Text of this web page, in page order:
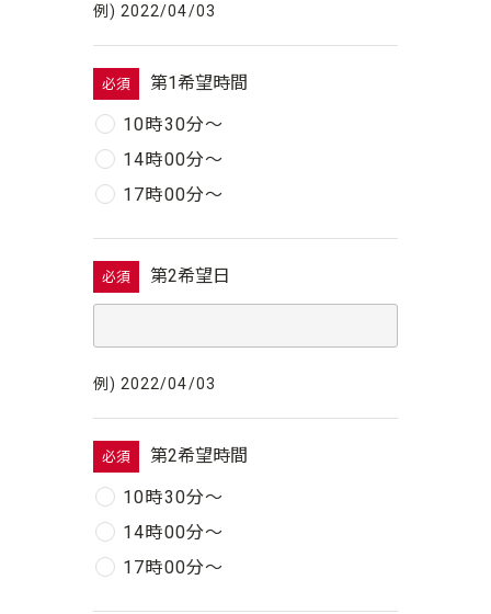
例) 2022/04/03
必須
第1希望時間
10時30分〜
14時00分〜
17時00分〜
必須 第2希望日
例) 2022/04/03
必須
第2希望時間
10時30分〜
14時00分〜
17時00分〜